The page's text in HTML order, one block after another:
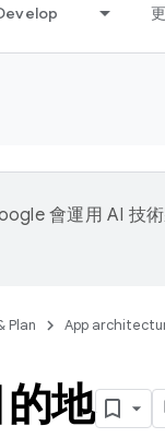
會運用 AI 技
Plan App
地